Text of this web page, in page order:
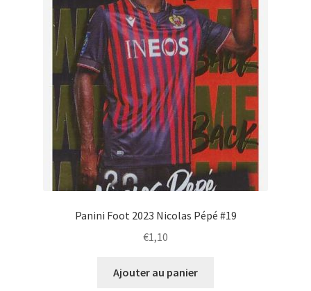
Panini Foot 2023 Nicolas Pépé #19
€1,10
Ajouter au panier